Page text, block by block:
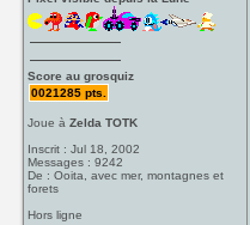
Score au grosquiz
0021285 pts.
Joue àZelda TOTK
Inscrit : Jul 18, 2002
Messages : 9242
De : Ooita, avec mer, montagnes et
forets
Hors ligne